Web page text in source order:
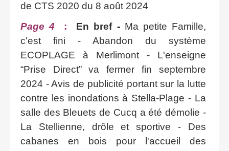
de CTS 2020 du 8 août 2024
Page 4 : En bref- Ma petite Famille,
c'est fini - Abandon du système
ECOPLAGE à Merlimont - L'enseigne
“Prise Direct” va fermer fin septembre
2024 - Avis de publicité portant sur la lutte
contre les inondations à Stella-Plage - La
salle des Bleuets de Cucq a été démolie -
La Stellienne, drôle et sportive - Des
cabanes en bois pour l'accueil des